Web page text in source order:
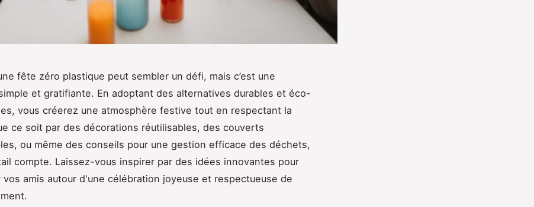
fête zéro plastique peut sembler un défi, mais c’est une
et gratifiante. En adoptant des alternatives durables et éco-
vous créerez une atmosphère festive tout en respectant la
ce soit par des décorations réutilisables, des couverts
ou même des conseils pour une gestion efficace des déchets,
compte. Laissez-vous inspirer par des idées innovantes pour
vos amis autour d'une célébration joyeuse et respectueuse de